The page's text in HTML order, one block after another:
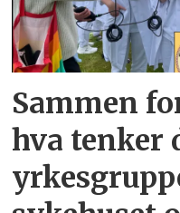
Sammen
hva tenker